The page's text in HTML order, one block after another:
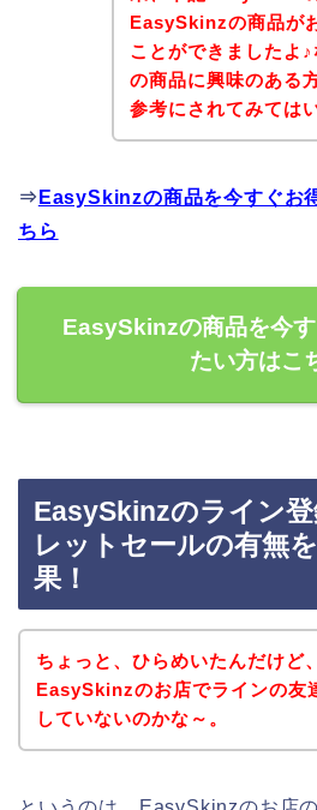
EasySkinzの商品が
ことができましたよ
の商品に興味のある
参考にされてみては
⇒ EasySkinzの商品を今すぐお
ちら
EasySkinzの商品を今
たい方はこ
EasySkinzのライン
レットセールの有無
果！
ちょっと、ひらめいたんだけど、
EasySkinzのお店でラインの友
していないのかな～。